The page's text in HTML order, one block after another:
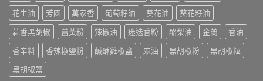
花生油
芳園 萬家香 葡萄籽油 葵花油
葵花籽油
蒜香黑胡椒
薑黃粉 辣椒油 迷迭香粉 酪梨油 金蘭
香油
香辛料
香辣椒鹽粉 鹹酥雞椒鹽 麻油 黑胡椒粉
黑胡椒粒
黑胡椒鹽